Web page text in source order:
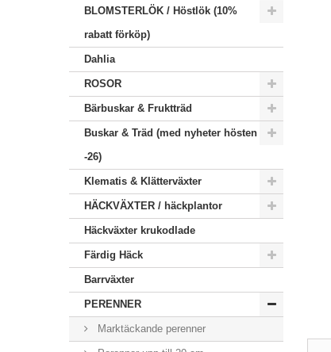
BLOMSTERLÖK / Höstlök (10%
rabatt förköp)
Dahlia
ROSOR
Bärbuskar & Fruktträd
Buskar & Träd (med nyheter hösten
-26)
Klematis & Klätterväxter
HÄCKVÄXTER / häckplantor
Häckväxter krukodlade
Färdig Häck
Barrväxter
PERENNER
Marktäckande perenner